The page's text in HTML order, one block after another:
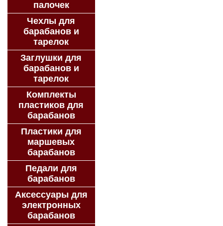
палочек
Чехлы для
барабанов и
тарелок
Заглушки для
барабанов и
тарелок
Комплекты
пластиков для
барабанов
Пластики для
маршевых
барабанов
Педали для
барабанов
Аксессуары для
электронных
барабанов